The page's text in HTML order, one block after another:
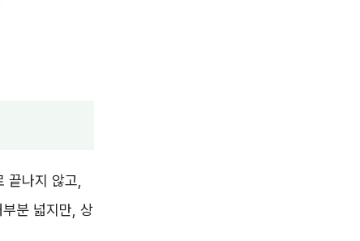
끝나지 않고,
분 넓지만, 상